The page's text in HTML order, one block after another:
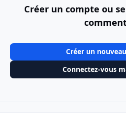
Créer un compte ou
Créer un
Connectez-vous